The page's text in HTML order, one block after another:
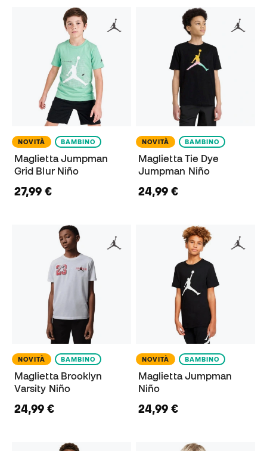
NOVITÀ BAMBINO
Maglietta Jumpman
Grid Blur Niño
27,99 €
NOVITÀ BAMBINO
Maglietta Tie Dye
Jumpman Niño
24,99 €
NOVITÀ BAMBINO
Maglietta Brooklyn
Varsity Niño
24,99 €
NOVITÀ BAMBINO
Maglietta Jumpman
Niño
24,99 €